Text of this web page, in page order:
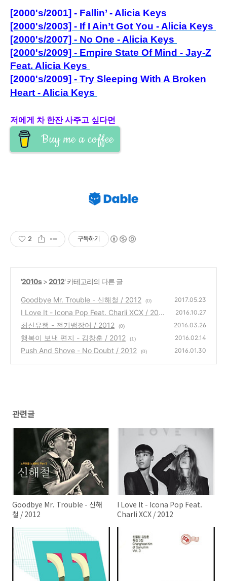
[2000's/2001] - Fallin’ - Alicia Keys
[2000's/2003] - If I Ain’t Got You - Alicia Keys
[2000's/2007] - No One - Alicia Keys
[2000's/2009] - Empire State Of Mind - Jay-Z
Feat. Alicia Keys
[2000's/2009] - Try Sleeping With A Broken
Heart - Alicia Keys
저에게 차 한잔 사주고 싶다면
Buy me a coffee
2 구독하기
'2010s>2012' 카테고리의 다른 글
Goodbye Mr. Trouble - 신해철 / 2012 (0) 2017.05.23
I Love It - Icona Pop Feat. Charli XCX / 201
2
(0)
2016.10.27
최신유행 - 전기뱀장어 / 2012 (0) 2016.03.26
행복이 보낸 편지 - 김창훈 / 2012 (1) 2016.02.14
Push And Shove - No Doubt / 2012 (0) 2016.01.30
관련글
Goodbye Mr. Trouble - 신해
철 / 2012
I Love It - Icona Pop Feat.
Charli XCX / 2012